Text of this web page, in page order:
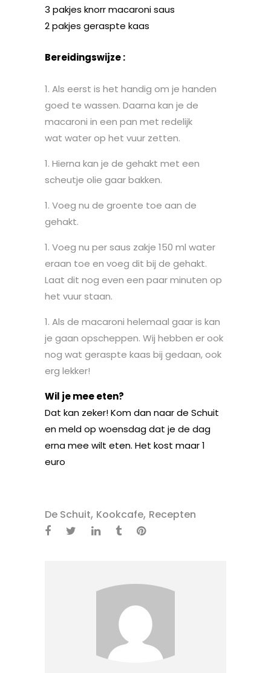
3 pakjes knorr macaroni saus
2 pakjes geraspte kaas
Bereidingswijze :
Als eerst is het handig om je handen
goed te wassen. Daarna kan je de
macaroni in een pan met redelijk
wat water op het vuur zetten.
Hierna kan je de gehakt met een
scheutje olie gaar bakken.
Voeg nu de groente toe aan de
gehakt.
Voeg nu per saus zakje 150 ml water
eraan toe en voeg dit bij de gehakt.
Laat dit nog even een paar minuten op
het vuur staan.
Als de macaroni helemaal gaar is kan
je gaan opscheppen. Wij hebben er ook
nog wat geraspte kaas bij gedaan, ook
erg lekker!
Wil je mee eten?
Dat kan zeker! Kom dan naar de Schuit
en meld op woensdag dat je de dag
erna mee wilt eten. Het kost maar 1
euro
De Schuit, Kookcafe, Recepten